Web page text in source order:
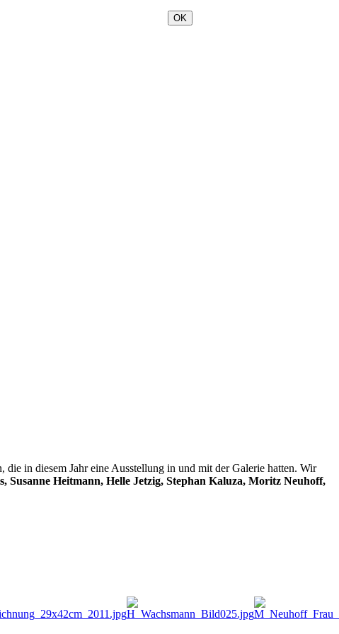
in diesem Jahr eine Ausstellung in und mit der Galerie hatten. Wir
Susanne Heitmann, Helle Jetzig, Stephan Kaluza, Moritz Neuhoff,